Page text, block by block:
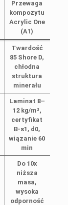
Przewaga
kompozytu
Acrylic One
(A1)
Twardość
85 Shore D,
chłodna
struktura
minerału
Laminat 8–
12 kg/m²,
certyfikat
B-s1, d0,
wiązanie 60
min
Do 10x
niższa
masa,
wysoka
odporność